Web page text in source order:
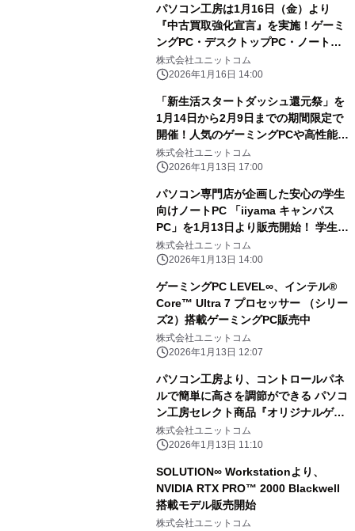
パソコン工房は1月16日（金）より
『中古買取強化宣言』を実施！ゲーミ
ングPC・デスクトップPC・ノート
PC・PCパーツ 買取査定額を大きく改
定！
株式会社ユニットコム
2026年1月16日 14:00
「新生活スタートダッシュ還元祭」を
1月14日から2月9日までの期間限定で
開催！人気のゲーミングPCや高性能ノ
ートPCなど対象iiyama PCのご購入で
最大3万円分相当を還元
株式会社ユニットコム
2026年1月13日 17:00
パソコン専門店が企画した安心の学生
向けノートPC 「iiyama キャンパス
PC」を1月13日より販売開始！ 学生期
間を通して安心して使える4年間保証
や最低買取保証が付属！ 更に物損保証
株式会社ユニットコム
2026年1月13日 14:00
ゲーミングPC LEVEL∞、インテル®
Core™ Ultra 7 プロセッサー （シリー
ズ2）搭載ゲーミングPC販売中
株式会社ユニットコム
2026年1月13日 12:07
パソコン工房より、コントロールパネ
ルで簡単に高さを調節ができる パソコ
ン工房セレクト商品『オリジナルゲー
ミングデスク』販売開始
株式会社ユニットコム
2026年1月13日 11:10
SOLUTION∞ Workstationより、
NVIDIA RTX PRO™ 2000 Blackwell
搭載モデル販売開始
株式会社ユニットコム